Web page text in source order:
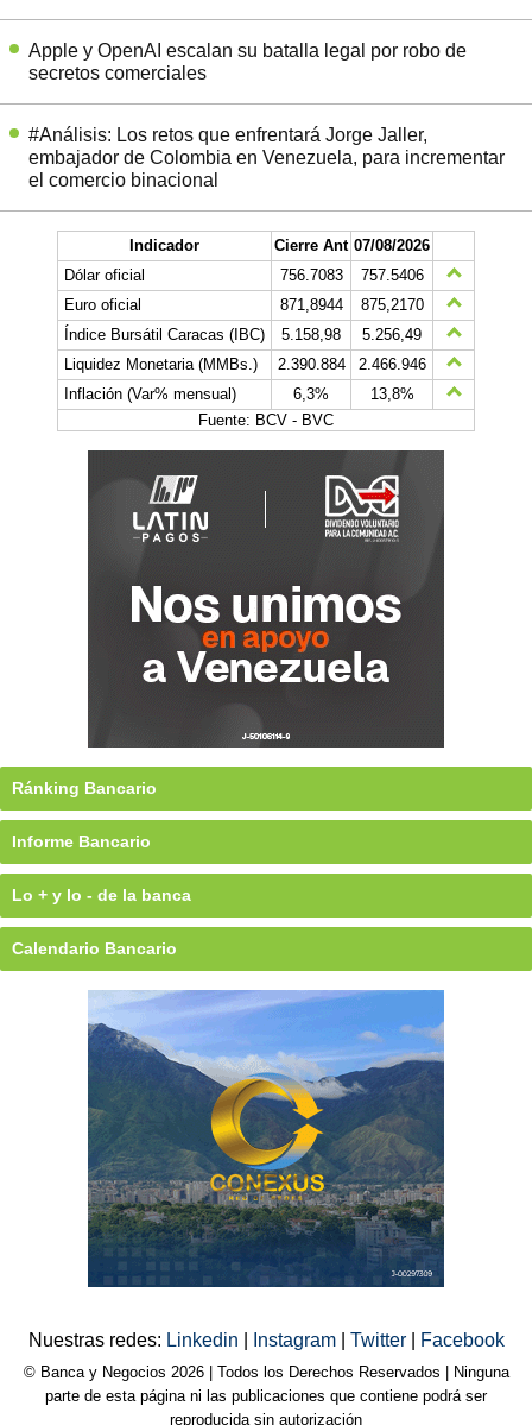
Apple y OpenAI escalan su batalla legal por robo de
secretos comerciales
#Análisis: Los retos que enfrentará Jorge Jaller,
embajador de Colombia en Venezuela, para incrementar
el comercio binacional
Indicador Cierre Ant 07/08/2026
Dólar oficial
756.7083
757.5406
Euro oficial
871,8944
875,2170
Índice Bursátil Caracas (IBC)
5.158,98
5.256,49
Liquidez Monetaria (MMBs.)
2.390.884
2.466.946
Inflación (Var% mensual)
6,3%
13,8%
Fuente: BCV - BVC
Ránking Bancario
Informe Bancario
Lo + y lo - de la banca
Calendario Bancario
Nuestras redes: Linkedin Instagram Twitter Facebook
© Banca y Negocios 2026 | Todos los Derechos Reservados | Ninguna
parte de esta página ni las publicaciones que contiene podrá ser
reproducida sin autorización